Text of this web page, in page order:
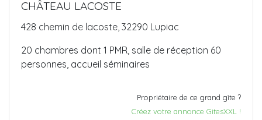
CHÂTEAU LACOSTE
428 chemin de lacoste, 32290 Lupiac
20 chambres dont 1 PMR, salle de réception 60
personnes, accueil séminaires
Propriétaire de ce grand gîte ?
Créez votre annonce GitesXXL !